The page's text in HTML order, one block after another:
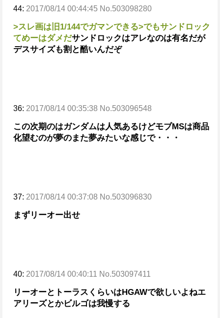
44: 2017/08/14 00:44:45 No.503098280
>スレ画は旧1/144でガマンできる>でもサンドロック
てめーはダメだサンドロックはアレなのは有名だが
デスサイズも割と酷いんだぞ
36: 2017/08/14 00:35:38 No.503096548
この次期のはガンダムは人気あるけどモブMSは商品
化望むのが夢のまた夢みたいな感じで・・・
37: 2017/08/14 00:37:08 No.503096830
まずリーオー出せ
40: 2017/08/14 00:40:11 No.503097411
リーオーとトーラスくらいはHGAWで欲しいよねエ
アリーズとかビルゴは我慢する